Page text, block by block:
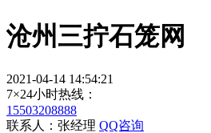
沧州三拧石笼网
2021-04-14 14:54:21
7×24小时热线：
15503208888
联系人：张经理 QQ咨询